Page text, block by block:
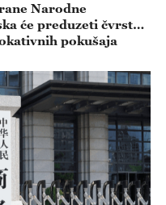
Narodne
će preduzeti čvrste
pokušaja